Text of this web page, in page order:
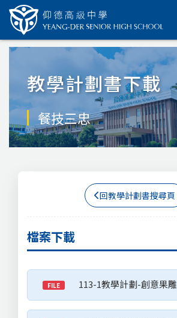
教學計劃書下載
餐技三忠
回教學計劃書搜尋頁
檔案下載
FILE 113-1教學計劃-創意果